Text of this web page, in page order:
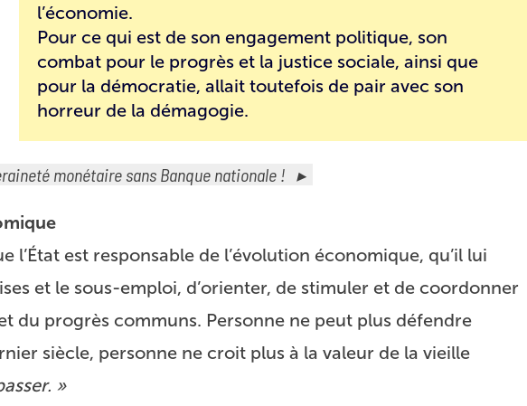
l’économie.
Pour ce qui est de son engagement politique, son
combat pour le progrès et la justice sociale, ainsi que
pour la démocratie, allait toutefois de pair avec son
horreur de la démagogie.
monétaire sans Banque nationale !
l’État est responsable de l’évolution économique, qu’il lui
et le sous-emploi, d’orienter, de stimuler et de coordonner
du progrès communs. Personne ne peut plus défendre
siècle, personne ne croit plus à la valeur de la vieille
»